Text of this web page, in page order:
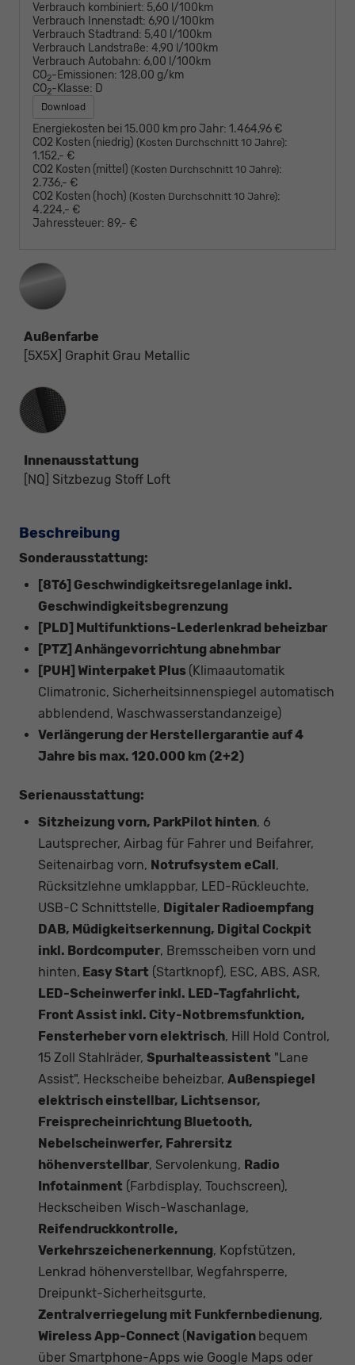
Verbrauch kombiniert: 5,60 l/100km
Verbrauch Innenstadt: 6,90 l/100km
Verbrauch Stadtrand: 5,40 l/100km
Verbrauch Landstraße: 4,90 l/100km
Verbrauch Autobahn: 6,00 l/100km
CO2-Emissionen: 128,00 g/km
CO2-Klasse: D
Download
Energiekosten bei 15.000 km pro Jahr: 1.464,96 €
CO2 Kosten (niedrig) (Kosten Durchschnitt 10 Jahre):
1.152,- €
CO2 Kosten (mittel) (Kosten Durchschnitt 10 Jahre):
2.736,- €
CO2 Kosten (hoch) (Kosten Durchschnitt 10 Jahre):
4.224,- €
Jahressteuer: 89,- €
Außenfarbe
[5X5X] Graphit Grau Metallic
Innenausstattung
Innenausstattung
[NQ] Sitzbezug Stoff Loft
Beschreibung
Sonderausstattung:
[8T6] Geschwindigkeitsregelanlage inkl.
Geschwindigkeitsbegrenzung
[PLD] Multifunktions-Lederlenkrad beheizbar
[PTZ] Anhängevorrichtung abnehmbar
[PUH] Winterpaket Plus (Klimaautomatik
Climatronic, Sicherheitsinnenspiegel automatisch
abblendend, Waschwasserstandanzeige)
Verlängerung der Herstellergarantie auf 4
Jahre bis max. 120.000 km (2+2)
Serienausstattung:
Sitzheizung vorn, ParkPilot hinten, 6
Lautsprecher, Airbag für Fahrer und Beifahrer,
Seitenairbag vorn, Notrufsystem eCall ,
Rücksitzlehne umklappbar, LED-Rückleuchte,
USB-C Schnittstelle, Digitaler Radioempfang
DAB, Müdigkeitserkennung, Digital Cockpit
inkl. Bordcomputer, Bremsscheiben vorn und
hinten, Easy Start (Startknopf), ESC, ABS, ASR,
LED-Scheinwerfer inkl. LED-Tagfahrlicht,
Front Assist inkl. City-Notbremsfunktion,
Fensterheber vorn elektrisch, Hill Hold Control,
15 Zoll Stahlräder, Spurhalteassistent "Lane
Assist", Heckscheibe beheizbar, Außenspiegel
elektrisch einstellbar, Lichtsensor,
Freisprecheinrichtung Bluetooth,
Nebelscheinwerfer, Fahrersitz
höhenverstellbar, Servolenkung, Radio
Infotainment (Farbdisplay, Touchscreen),
Heckscheiben Wisch-Waschanlage,
Reifendruckkontrolle,
Verkehrszeichenerkennung, Kopfstützen,
Lenkrad höhenverstellbar, Wegfahrsperre,
Dreipunkt-Sicherheitsgurte,
Zentralverriegelung mit Funkfernbedienung,
Wireless App-Connect ( Navigation bequem
über Smartphone-Apps wie Google Maps oder